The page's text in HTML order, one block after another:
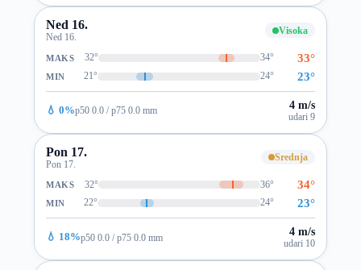
Ned 16.
Ned 16.
Visoka
MAKS 32° 34° 33°
MIN 21° 24° 23°
💧 0%p50 0.0 / p75 0.0 mm 4 m/s
udari 9
Pon 17.
Pon 17.
Srednja
MAKS 32° 36° 34°
MIN 22° 24° 23°
💧 18%p50 0.0 / p75 0.0 mm 4 m/s
udari 10